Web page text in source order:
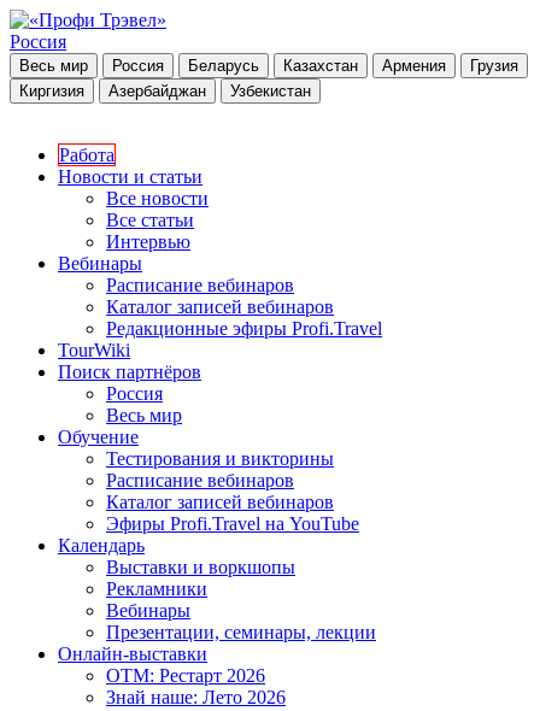
Россия
Весь мир Россия Беларусь Казахстан Армения
Грузия
Киргизия
Азербайджан Узбекистан
Работа
Новости и статьи
Все новости
Все статьи
Интервью
Вебинары
Расписание вебинаров
Каталог записей вебинаров
Редакционные эфиры Profi.Travel
TourWiki
Поиск партнёров
Россия
Весь мир
Обучение
Тестирования и викторины
Расписание вебинаров
Каталог записей вебинаров
Эфиры Profi.Travel на YouTube
Календарь
Выставки и воркшопы
Рекламники
Вебинары
Презентации, семинары, лекции
Онлайн-выставки
OTM: Рестарт 2026
Знай наше: Лето 2026